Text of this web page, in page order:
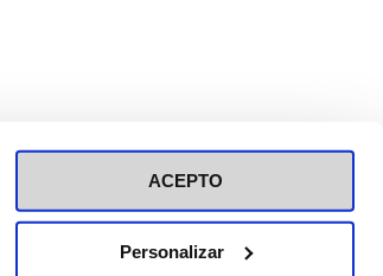
ACEPTO
Personalizar